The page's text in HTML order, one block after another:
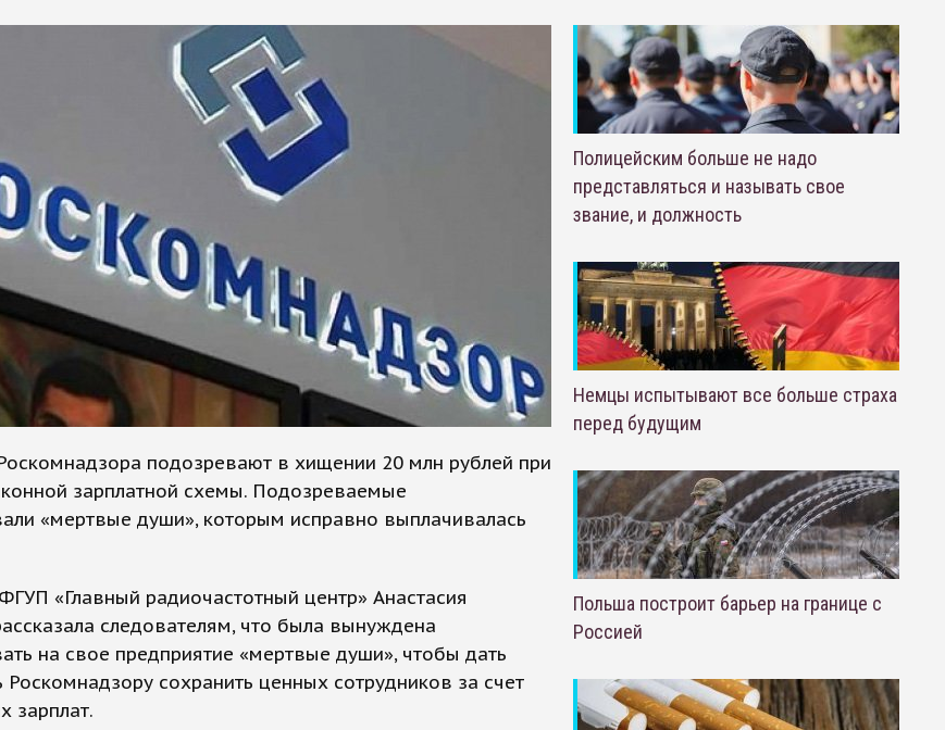
подозревают в хищении 20 млн рублей при
зарплатной схемы. Подозреваемые
«мертвые души», которым исправно выплачивалась
«Главный радиочастотный центр» Анастасия
следователям, что была вынуждена
на свое предприятие «мертвые души», чтобы дать
сохранить ценных сотрудников за счет
зарплат.
Полицейским больше не надо
представляться и называть свое
звание, и должность
Немцы испытывают все больше страха
перед будущим
Польша построит барьер на границе с
Россией